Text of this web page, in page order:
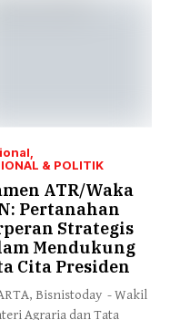
& POLITIK
ATR/Waka
Pertanahan
Strategis
Mendukung
Cita Presiden
Bisnistoday - Wakil
Agraria dan Tata